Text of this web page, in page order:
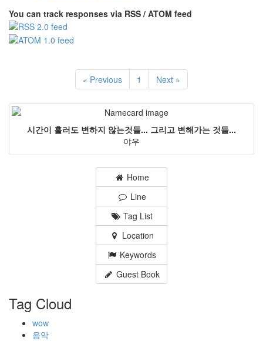
You can track responses via RSS / ATOM feed
« Previous 1 Next »
시간이 흘러도 변하지 않는것들... 그리고 변해가는 것들...
야우
Home
Line
Tag List
Location
Keywords
Guest Book
Tag Cloud
wow
음악